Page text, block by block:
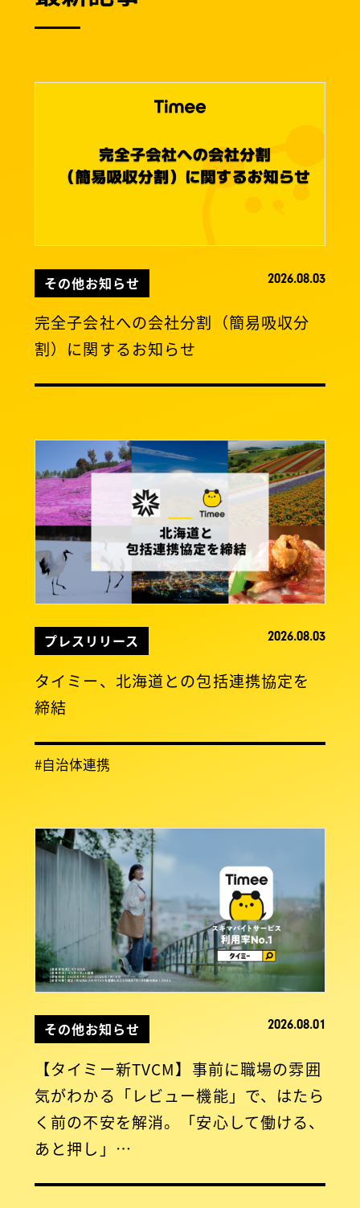
その他お知らせ 2026.08.03
完全子会社への会社分割（簡易吸収分
割）に関するお知らせ
プレスリリース 2026.08.03
タイミー、北海道との包括連携協定を
締結
#自治体連携
その他お知らせ 2026.08.01
【タイミー新TVCM】事前に職場の雰囲
気がわかる「レビュー機能」で、はたら
く前の不安を解消。「安心して働ける、
あと押し」…